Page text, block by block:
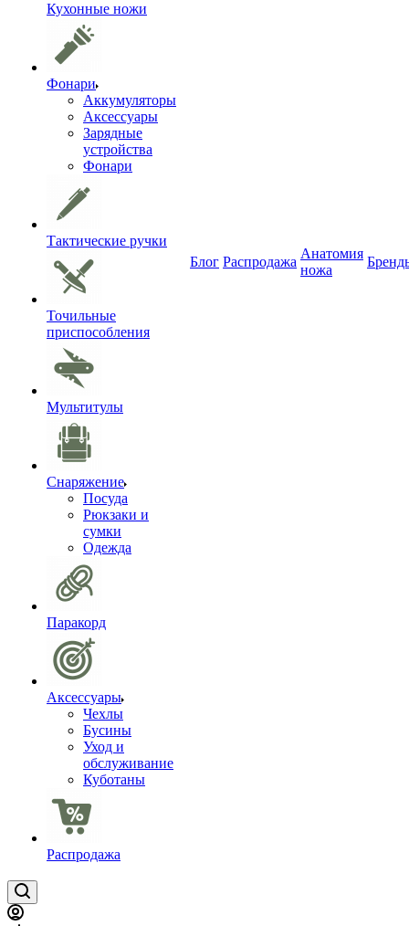
Кухонные ножи
Фонари
Аккумуляторы
Аксессуары
Зарядные
устройства
Фонари
Тактические ручки
Точильные
приспособления
Мультитулы
Снаряжение
Посуда
Рюкзаки и
сумки
Одежда
Паракорд
Аксессуары
Чехлы
Бусины
Уход и
обслуживание
Куботаны
Распродажа
Блог Распродажа
Анатомия
ножа